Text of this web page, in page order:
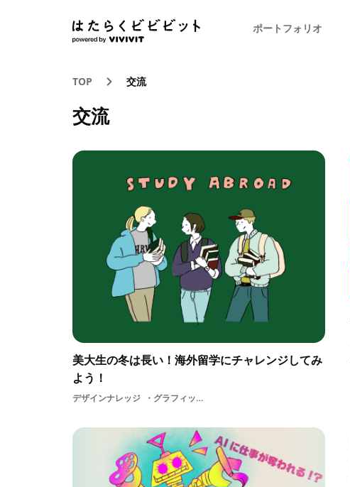
ポートフォリオ
TOP 交流
交流
美大生の冬は長い！海外留学にチャレンジしてみ
よう！
デザインナレッジ グラフィック大学生学ぶart学生DESIGN学習アーティスト美大グローバル美術世界美大生交流デザイン休日アート冬留学大学